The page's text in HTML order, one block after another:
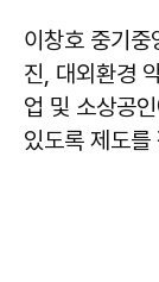
이창호 중기중
진, 대외환경
업 및 소상공
있도록 제도